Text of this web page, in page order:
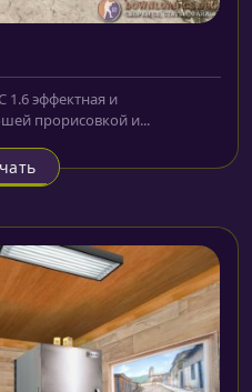
1.6 эффектная и
прорисовкой и...